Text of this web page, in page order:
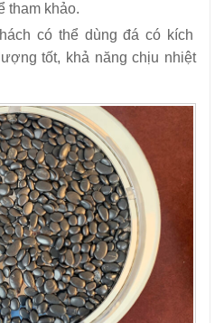
tham khảo.
có thể dùng đá có kích
tốt, khả năng chịu nhiệt